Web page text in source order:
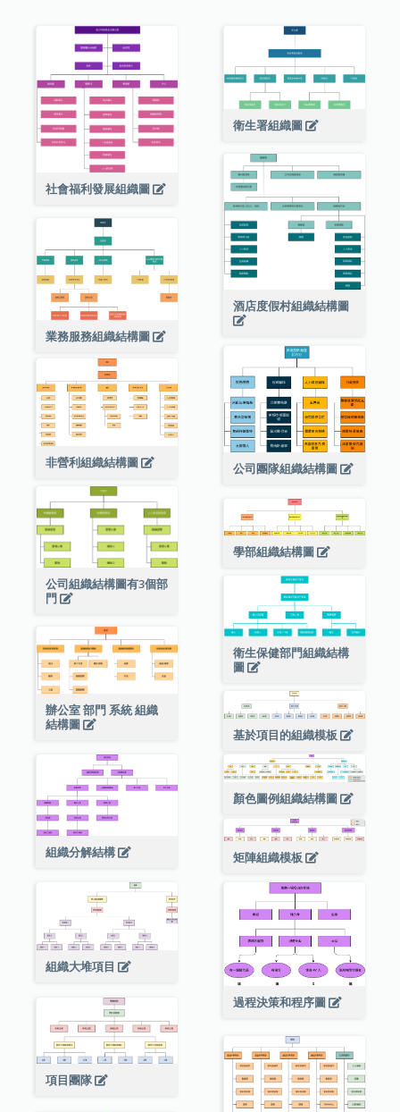
社會福利發展組織圖
衛生署組織圖
酒店度假村組織結構圖
業務服務組織結構圖
公司團隊組織結構圖
非營利組織結構圖
公司組織結構圖有3個部
門
學部組織結構圖
衛生保健部門組織結構
圖
辦公室 部門 系統 組織
結構圖
基於項目的組織模板
組織分解結構
顏色圖例組織結構圖
矩陣組織模板
組織大堆項目
過程決策和程序圖
項目團隊